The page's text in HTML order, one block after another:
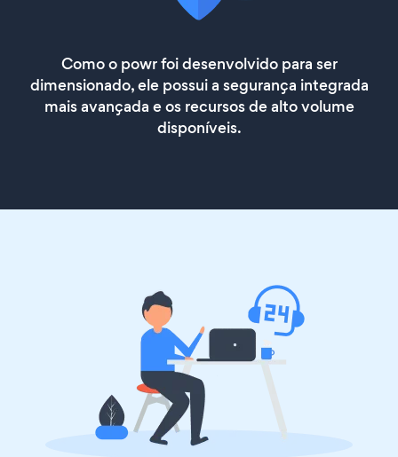
Como o powr foi desenvolvido para ser
dimensionado, ele possui a segurança integrada
mais avançada e os recursos de alto volume
disponíveis.